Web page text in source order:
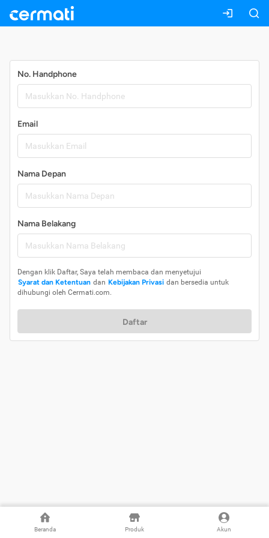
Beranda Produk Akun
No. Handphone
Email
Nama Depan
Nama Belakang
Dengan klik Daftar, Saya telah membaca dan menyetujui
Syarat dan Ketentuan dan Kebijakan Privasi dan bersedia untuk
dihubungi oleh Cermati.com.
Daftar